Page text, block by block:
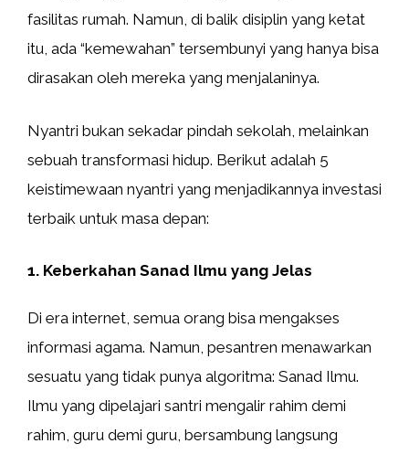
fasilitas rumah. Namun, di balik disiplin yang ketat
itu, ada “kemewahan” tersembunyi yang hanya bisa
dirasakan oleh mereka yang menjalaninya.
Nyantri bukan sekadar pindah sekolah, melainkan
sebuah transformasi hidup. Berikut adalah 5
keistimewaan nyantri yang menjadikannya investasi
terbaik untuk masa depan:
1. Keberkahan Sanad Ilmu yang Jelas
Di era internet, semua orang bisa mengakses
informasi agama. Namun, pesantren menawarkan
sesuatu yang tidak punya algoritma: Sanad Ilmu.
Ilmu yang dipelajari santri mengalir rahim demi
rahim, guru demi guru, bersambung langsung